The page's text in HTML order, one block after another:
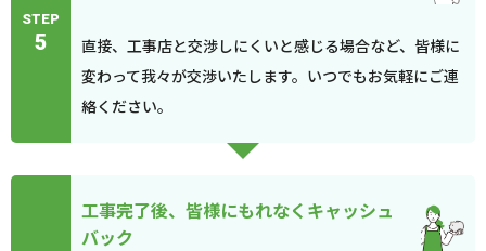
STEP
5
直接、工事店と交渉しにくいと感じる場合など、皆様に
変わって我々が交渉いたします。いつでもお気軽にご連
絡ください。
工事完了後、皆様にもれなくキャッシュ
バック